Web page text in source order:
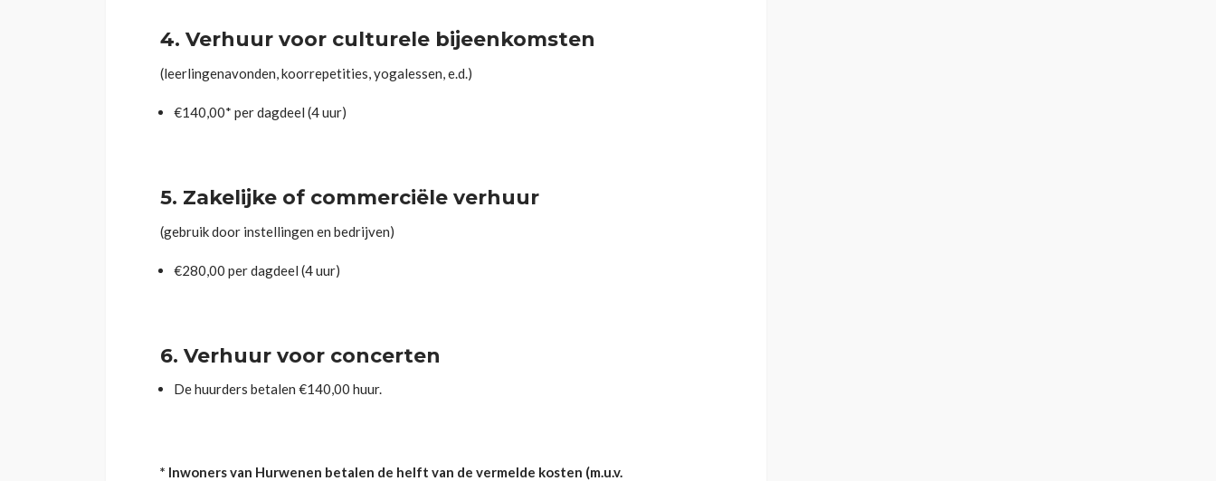
4. Verhuur voor culturele bijeenkomsten
(leerlingenavonden, koorrepetities, yogalessen, e.d.)
€140,00* per dagdeel (4 uur)
5. Zakelijke of commerciële verhuur
(gebruik door instellingen en bedrijven)
€280,00 per dagdeel (4 uur)
6. Verhuur voor concerten
De huurders betalen €140,00 huur.
* Inwoners van Hurwenen betalen de helft van de vermelde kosten (m.u.v.